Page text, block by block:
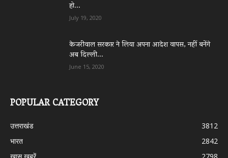
हो...
July 19, 2020
केजरीवाल सरकार ने लिया अपना आदेश वापस, नहीं बनेंगे
अब दिल्ली...
June 15, 2020
POPULAR CATEGORY
उत्तराखंड
3812
भारत
2842